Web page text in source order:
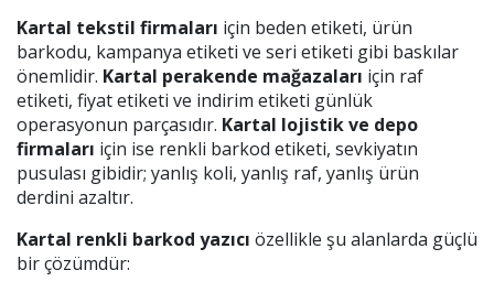
Kartal tekstil firmaları için beden etiketi, ürün
barkodu, kampanya etiketi ve seri etiketi gibi baskılar
önemlidir. Kartal perakende mağazaları için raf
etiketi, fiyat etiketi ve indirim etiketi günlük
operasyonun parçasıdır. Kartal lojistik ve depo
firmaları için ise renkli barkod etiketi, sevkiyatın
pusulası gibidir; yanlış koli, yanlış raf, yanlış ürün
derdini azaltır.
Kartal renkli barkod yazıcı özellikle şu alanlarda güçlü
bir çözümdür: